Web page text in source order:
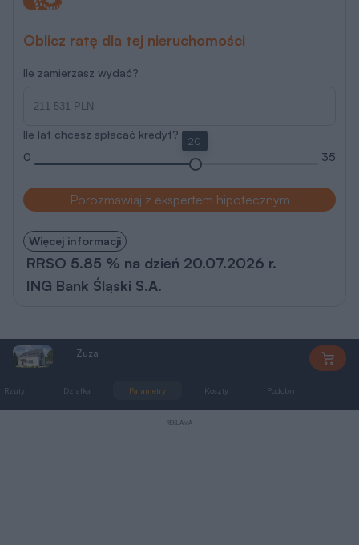
Oblicz ratę dla tej nieruchomości
Ile zamierzasz wydać?
Ile lat chcesz spłacać kredyt?
0
20
35
Porozmawiaj z ekspertem hipotecznym
Więcej informacji
RRSO 5.85 % na dzień 20.07.2026 r.
ING Bank Śląski S.A.
Zuza
Rzuty Działka Parametry Koszty Podobne
REKLAMA